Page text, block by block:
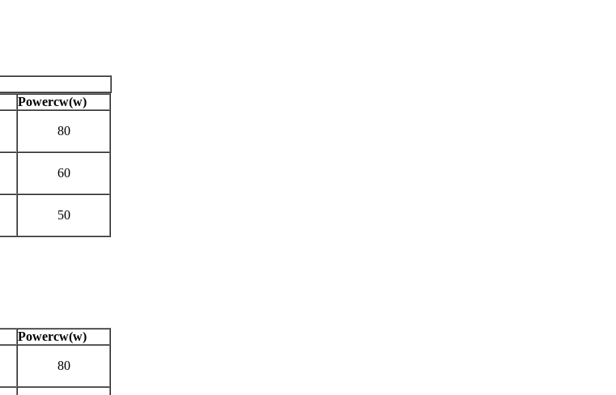
Powercw(w)
80
60
50
Powercw(w)
80